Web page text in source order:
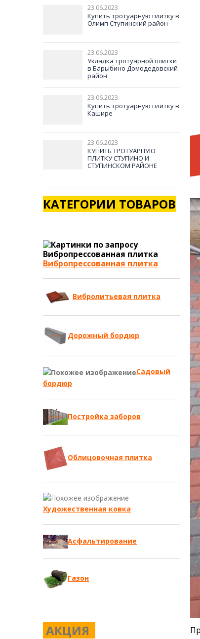
23.06.2023
Купить тротуарную плитку в
Олимп Ступинский район
23.06.2023
Укладка тротуарной плитки
в Барыбино Домодедовский
район
23.06.2023
Купить тротуарную плитку в
Кашире
23.06.2023
КУПИТЬ ТРОТУАРНУЮ
ПЛИТКУ СТУПИНО И
СТУПИНСКОМ РАЙОНЕ
КАТЕГОРИИ ТОВАРОВ
Вибропрессованная плитка
Вибролитьевая плитка
Дорожный бордюр
Садовый
бордюр
Постройка заборов
Облицовочная плитка
Художественная ковка
Асфальтирование
Газон
АКЦИЯ